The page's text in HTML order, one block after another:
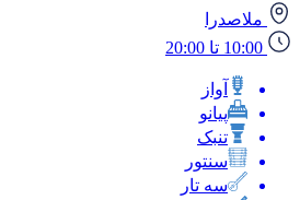
ملاصدرا
10:00 تا 20:00
آواز
پیانو
تنبک
سنتور
سه تار